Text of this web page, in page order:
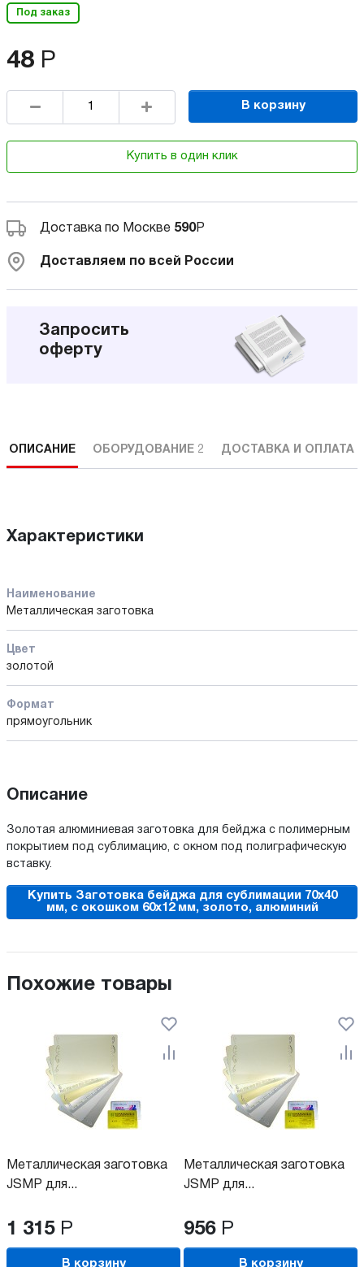
Под заказ
48 Р
В корзину
Купить в один клик
Доставка по Москве 590Р
Доставляем по всей России
Запросить
оферту
ОПИСАНИЕ ОБОРУДОВАНИЕ 2 ДОСТАВКА И ОПЛАТА
Характеристики
Наименование
Металлическая заготовка
Цвет
золотой
Формат
прямоугольник
Описание
Золотая алюминиевая заготовка для бейджа с полимерным
покрытием под сублимацию, с окном под полиграфическую
вставку.
Купить Заготовка бейджа для сублимации 70х40
мм, с окошком 60х12 мм, золото, алюминий
Похожие товары
Металлическая заготовка
JSMP для...
1 315 Р
В корзину
Металлическая заготовка
JSMP для...
956 Р
В корзину